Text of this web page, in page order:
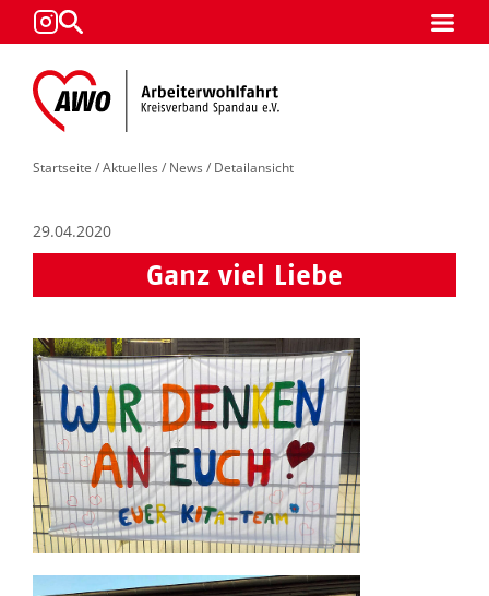
Startseite /Aktuelles / News / Detailansicht
29.04.2020
Ganz viel Liebe